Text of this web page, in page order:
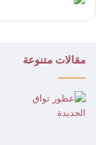
مقالات متنوعة